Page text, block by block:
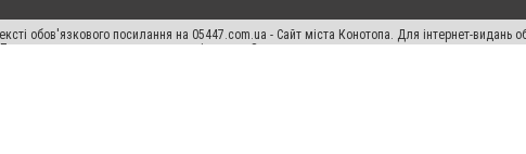
обов'язкового посилання на 05447.com.ua - Сайт міста Конотопа. Для інтернет-видань
виняткових прав переслідується Законом.